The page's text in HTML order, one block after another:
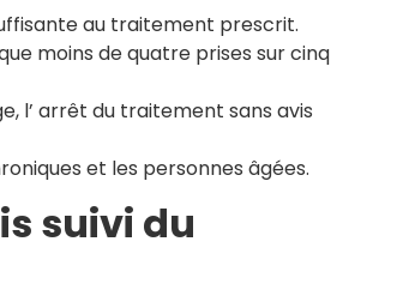
au traitement prescrit.
moins de quatre prises sur cinq
l’ arrêt du traitement sans avis
et les personnes âgées.
suivi du